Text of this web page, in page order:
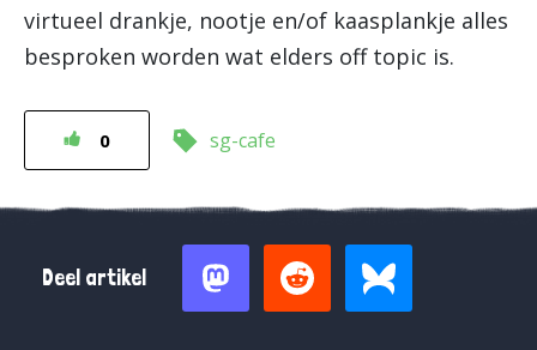
virtueel drankje, nootje en/of kaasplankje alles
besproken worden wat elders off topic is.
0 sg-cafe
Deel artikel